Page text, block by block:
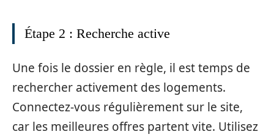
Étape 2 : Recherche active
Une fois le dossier en règle, il est temps de
rechercher activement des logements.
Connectez-vous régulièrement sur le site,
car les meilleures offres partent vite. Utilisez